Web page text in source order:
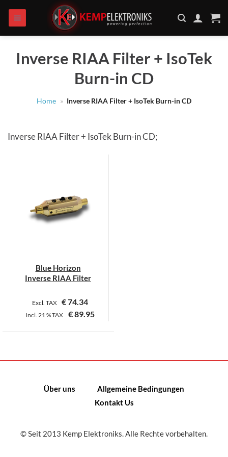
Inhalt
springen
Inverse RIAA Filter + IsoTek
Burn-in CD
Home » Inverse RIAA Filter + IsoTek Burn-in CD
Inverse RIAA Filter + IsoTek Burn-in CD;
Blue Horizon
Inverse RIAA Filter
Excl. TAX €74.34
Incl. 21 %TAX €89.95
Dieses
auf.
Über uns
Allgemeine Bedingungen
Kontakt Us
© Seit 2013 Kemp Elektroniks. Alle Rechte vorbehalten.